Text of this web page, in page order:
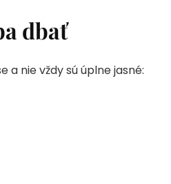
dbať
nie vždy sú úplne jasné: